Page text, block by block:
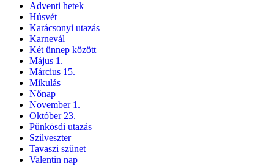
Adventi hetek
Húsvét
Karácsonyi utazás
Karnevál
Két ünnep között
Május 1.
Március 15.
Mikulás
Nőnap
November 1.
Október 23.
Pünkösdi utazás
Szilveszter
Tavaszi szünet
Valentin nap